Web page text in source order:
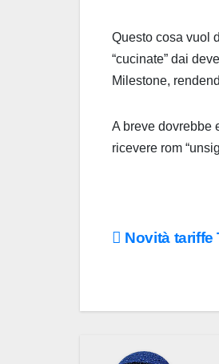
Questo cosa vuol
“cucinate” dai
Milestone,
A breve dovrebbe
ricevere rom
Novità tariffe